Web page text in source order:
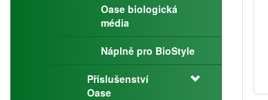
Oase biologická
média
Náplně pro BioStyle
Příslušenství
Oase